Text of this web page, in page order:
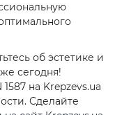
об эстетике и
сегодня!
на Krepzevs.ua
Сделайте